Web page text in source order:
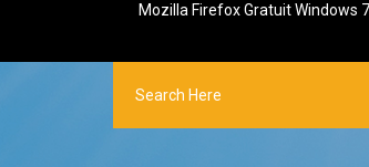
Mozilla Firefox Gratuit Windows